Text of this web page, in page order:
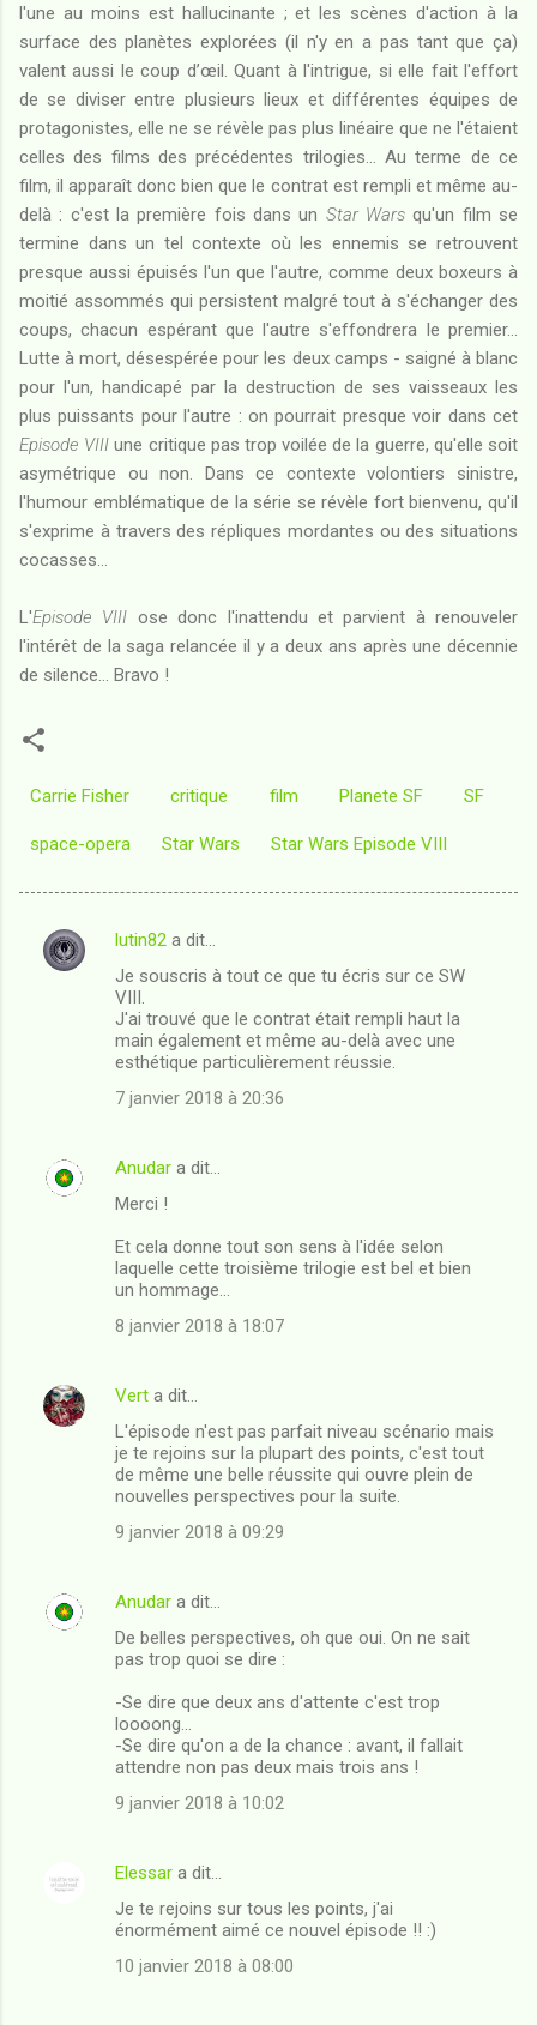
l'une au moins est hallucinante ; et les scènes d'action à la
surface des planètes explorées (il n'y en a pas tant que ça)
valent aussi le coup d’œil. Quant à l'intrigue, si elle fait l'effort
de se diviser entre plusieurs lieux et différentes équipes de
protagonistes, elle ne se révèle pas plus linéaire que ne l'étaient
celles des films des précédentes trilogies... Au terme de ce
film, il apparaît donc bien que le contrat est rempli et même au-
delà : c'est la première fois dans un Star Wars qu'un film se
termine dans un tel contexte où les ennemis se retrouvent
presque aussi épuisés l'un que l'autre, comme deux boxeurs à
moitié assommés qui persistent malgré tout à s'échanger des
coups, chacun espérant que l'autre s'effondrera le premier...
Lutte à mort, désespérée pour les deux camps - saigné à blanc
pour l'un, handicapé par la destruction de ses vaisseaux les
plus puissants pour l'autre : on pourrait presque voir dans cet
Episode VIII une critique pas trop voilée de la guerre, qu'elle soit
asymétrique ou non. Dans ce contexte volontiers sinistre,
l'humour emblématique de la série se révèle fort bienvenu, qu'il
s'exprime à travers des répliques mordantes ou des situations
cocasses...
L'Episode VIII ose donc l'inattendu et parvient à renouveler
l'intérêt de la saga relancée il y a deux ans après une décennie
de silence... Bravo !
Carrie Fisher critique film Planete SF SF
space-opera Star Wars Star Wars Episode VIII
C
a
lutin82 a dit…
Je souscris à tout ce que tu écris sur ce SW
VIII.
J'ai trouvé que le contrat était rempli haut la
main également et même au-delà avec une
esthétique particulièrement réussie.
7 janvier 2018 à 20:36
Anudar a dit…
Merci !
Et cela donne tout son sens à l'idée selon
laquelle cette troisième trilogie est bel et bien
un hommage...
8 janvier 2018 à 18:07
Vert a dit…
L'épisode n'est pas parfait niveau scénario mais
je te rejoins sur la plupart des points, c'est tout
de même une belle réussite qui ouvre plein de
nouvelles perspectives pour la suite.
9 janvier 2018 à 09:29
Anudar a dit…
De belles perspectives, oh que oui. On ne sait
pas trop quoi se dire :
-Se dire que deux ans d'attente c'est trop
loooong...
-Se dire qu'on a de la chance : avant, il fallait
attendre non pas deux mais trois ans !
9 janvier 2018 à 10:02
Elessar a dit…
Je te rejoins sur tous les points, j'ai
énormément aimé ce nouvel épisode !! :)
10 janvier 2018 à 08:00